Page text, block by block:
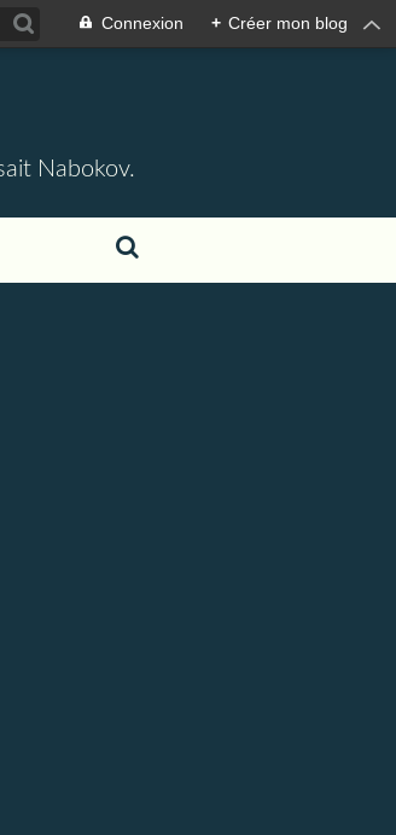
Connexion + Créer mon blog
Nabokov.